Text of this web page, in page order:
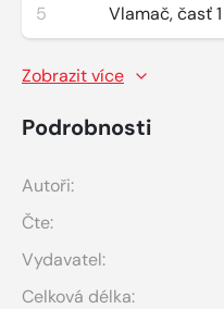
5 Vlamač, časť 1
Zobrazit více
Podrobnosti
Autoři:
Čte:
Vydavatel:
Celková délka: